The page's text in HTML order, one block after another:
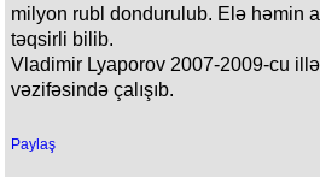
milyon rubl dondurulub. Elə həmin
təqsirli bilib.
Vladimir Lyaporov 2007-2009-cu
vəzifəsində çalışıb.
Paylaş